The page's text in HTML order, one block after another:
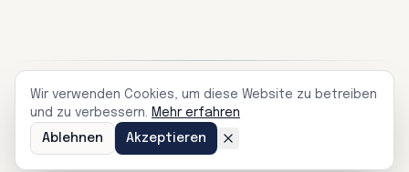
©2026SalesDesk — AI Revenue Enablement
Made for B2B Sales Teams in DACH.
Wir verwenden Cookies, um diese Website zu betreiben
und zu verbessern. Mehr erfahren
Ablehnen
Akzeptieren